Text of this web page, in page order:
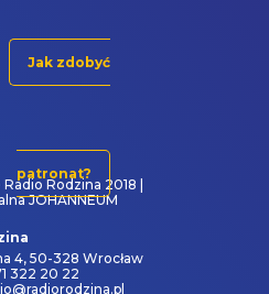
Jak zdobyć
patronat?
Rodzina 2018 |
JOHANNEUM
4, 50-328 Wrocław
322 20 22